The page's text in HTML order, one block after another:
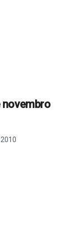
novembro